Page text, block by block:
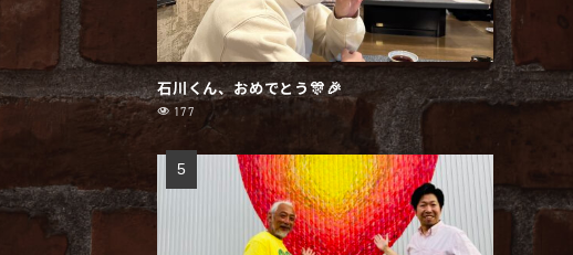
石川くん、おめでとう🎊🎉
177